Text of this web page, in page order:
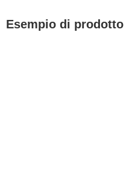
Esempio di prodotto